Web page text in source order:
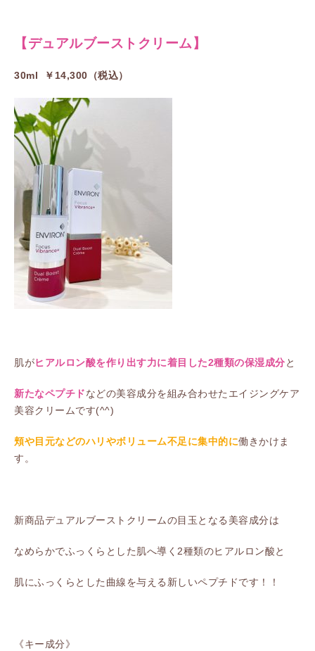
【デュアルブーストクリーム】
30ml ￥14,300（税込）
肌がヒアルロン酸を作り出す力に着目した2種類の保湿成分と
新たなペプチドなどの美容成分を組み合わせたエイジングケア
美容クリームです(^^)
頬や目元などのハリやボリューム不足に集中的に働きかけま
す。
新商品デュアルブーストクリームの目玉となる美容成分は
なめらかでふっくらとした肌へ導く2種類のヒアルロン酸と
肌にふっくらとした曲線を与える新しいペプチドです！！
《キー成分》